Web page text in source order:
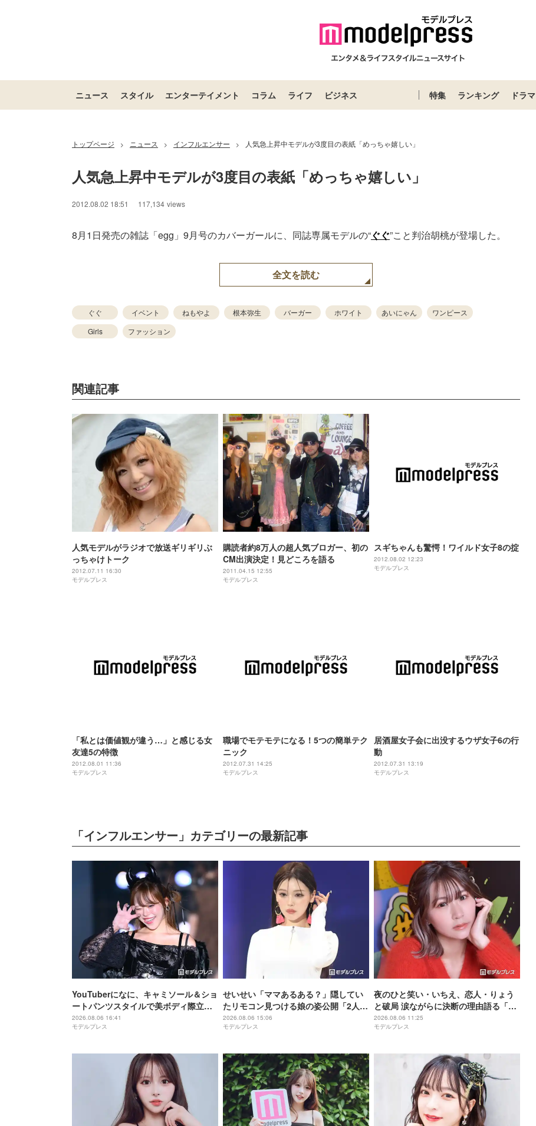
ニュース スタイル エンターテイメント コラム ライフ ビジネス 特集 ランキング ドラマ
トップページ > ニュース > インフルエンサー > 人気急上昇中モデルが3度目の表紙「めっちゃ嬉しい」
人気急上昇中モデルが3度目の表紙「めっちゃ嬉しい」
2012.08.02 18:51 117,134 views
8月1日発売の雑誌「egg」9月号のカバーガールに、同誌専属モデルの“ぐぐ”こと判治胡桃が登場した。
全文を読む
ぐぐ イベント ねもやよ 根本弥生 バーガー ホワイト あいにゃん
ワンピース
Girls
ファッション
関連記事
人気モデルがラジオで放送ギリギリぶ
っちゃけトーク
2012.07.11 16:30
モデルプレス
購読者約8万人の超人気ブロガー、初の
CM出演決定！見どころを語る
2011.04.15 12:55
モデルプレス
スギちゃんも驚愕！ワイルド女子8の掟
2012.08.02 12:23
モデルプレス
「私とは価値観が違う…」と感じる女
友達5の特徴
2012.08.01 11:36
モデルプレス
職場でモテモテになる！5つの簡単テク
ニック
2012.07.31 14:25
モデルプレス
居酒屋女子会に出没するウザ女子6の行
動
2012.07.31 13:19
モデルプレス
「インフルエンサー」カテゴリーの最新記事
YouTuberになに、キャミソール＆ショ
ートパンツスタイルで美ボディ際立つ
「脚綺麗で羨ましい」「肩ライン美し
すぎ」
2026.08.06 16:41
モデルプレス
せいせい「ママあるある？」隠してい
たリモコン見つける娘の姿公開「2人と
も可愛い」「ほっこり」の声
2026.08.06 15:06
モデルプレス
夜のひと笑い・いちえ、恋人・りょう
と破局 涙ながらに決断の理由語る「フ
ァンの人とか家族に申し訳ない」2025
年6月に復縁していた
2026.08.06 11:25
モデルプレス